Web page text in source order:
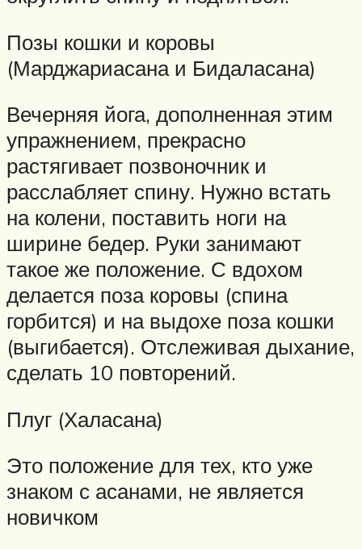
Позы кошки и коровы
(Марджариасана и Бидаласана)
Вечерняя йога, дополненная этим
упражнением, прекрасно
растягивает позвоночник и
расслабляет спину. Нужно встать
на колени, поставить ноги на
ширине бедер. Руки занимают
такое же положение. С вдохом
делается поза коровы (спина
горбится) и на выдохе поза кошки
(выгибается). Отслеживая дыхание,
сделать 10 повторений.
Плуг (Халасана)
Это положение для тех, кто уже
знаком с асанами, не является
новичком